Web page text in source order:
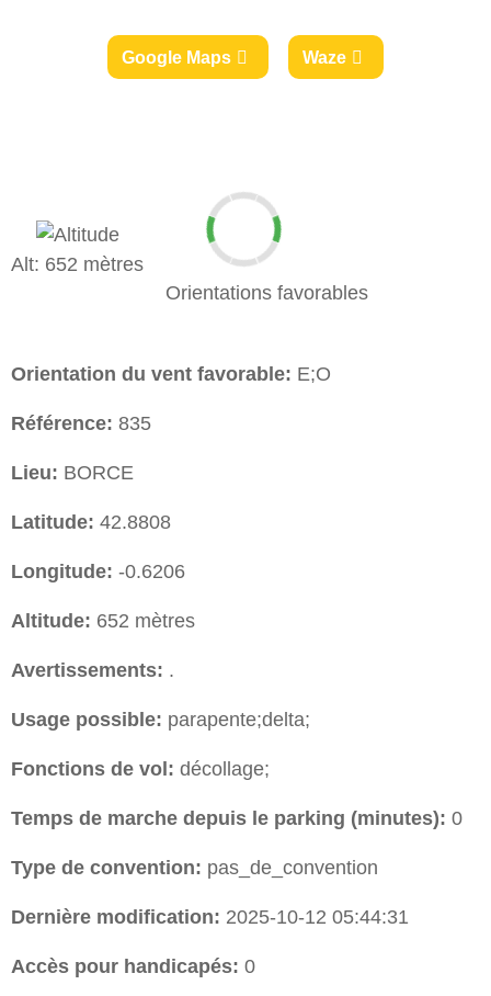
Google Maps Waze
Alt: 652 mètres
Orientations favorables
Orientation du vent favorable: E;O
Référence: 835
Lieu: BORCE
Latitude: 42.8808
Longitude: -0.6206
Altitude: 652 mètres
Avertissements: .
Usage possible: parapente;delta;
Fonctions de vol: décollage;
Temps de marche depuis le parking (minutes): 0
Type de convention: pas_de_convention
Dernière modification: 2025-10-12 05:44:31
Accès pour handicapés: 0